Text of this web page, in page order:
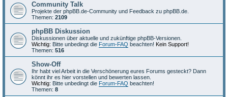
Community Talk
Projekte der phpBB.de-Community und Feedback zu phpBB.de.
Themen: 2109
phpBB Diskussion
Diskussionen über aktuelle und zukünftige phpBB-Versionen.
Wichtig: Bitte unbedingt die Forum-FAQ beachten! Kein Support!
Themen: 516
Show-Off
Ihr habt viel Arbeit in die Verschönerung eures Forums gesteckt? Dann
könnt ihr es hier vorstellen und bewerten lassen.
Wichtig: Bitte unbedingt die Forum-FAQ beachten!
Themen: 8